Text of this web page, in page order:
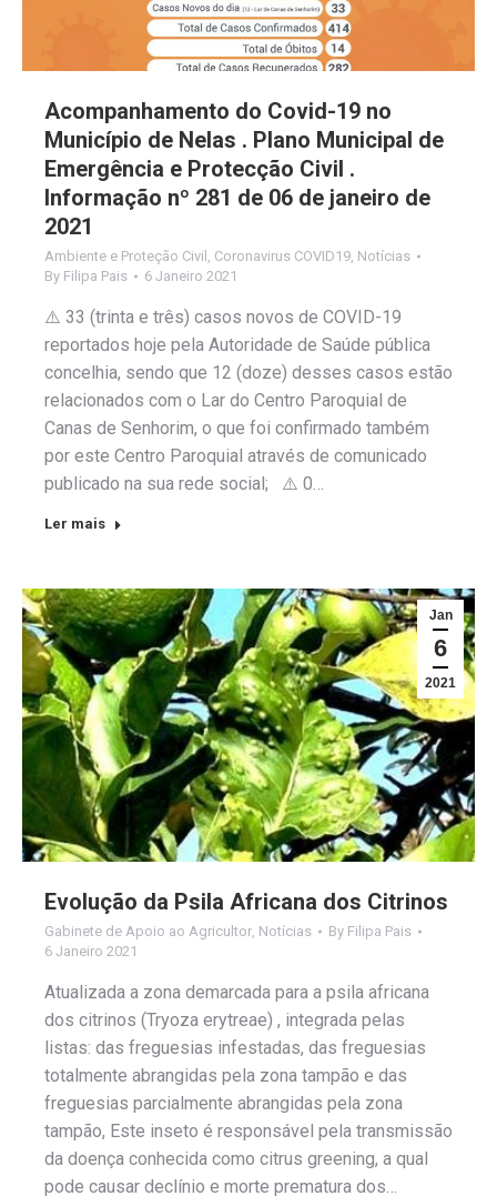
Acompanhamento do Covid-19 no
Município de Nelas . Plano Municipal de
Emergência e Protecção Civil .
Informação nº 281 de 06 de janeiro de
2021
Ambiente e Proteção Civil , Coronavirus COVID19, Notícias
By Filipa Pais 6 Janeiro 2021
⚠️ 33 (trinta e três) casos novos de COVID-19
reportados hoje pela Autoridade de Saúde pública
concelhia, sendo que 12 (doze) desses casos estão
relacionados com o Lar do Centro Paroquial de
Canas de Senhorim, o que foi confirmado também
por este Centro Paroquial através de comunicado
publicado na sua rede social; ⚠️ 0…
Ler mais
Jan
6
2021
Evolução da Psila Africana dos Citrinos
Gabinete de Apoio ao Agricultor Notícias By Filipa Pais
6 Janeiro 2021
Atualizada a zona demarcada para a psila africana
dos citrinos (Tryoza erytreae) , integrada pelas
listas: das freguesias infestadas, das freguesias
totalmente abrangidas pela zona tampão e das
freguesias parcialmente abrangidas pela zona
tampão, Este inseto é responsável pela transmissão
da doença conhecida como citrus greening, a qual
pode causar declínio e morte prematura dos…